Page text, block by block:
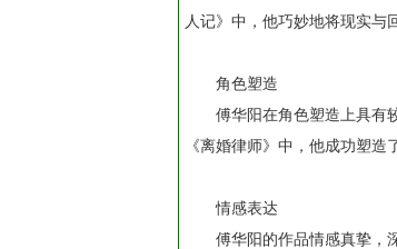
人记》中，他巧妙地将现实与
角色塑造
傅华阳在角色塑造上具有
《离婚律师》中，他成功塑造
情感表达
傅华阳的作品情感真挚，